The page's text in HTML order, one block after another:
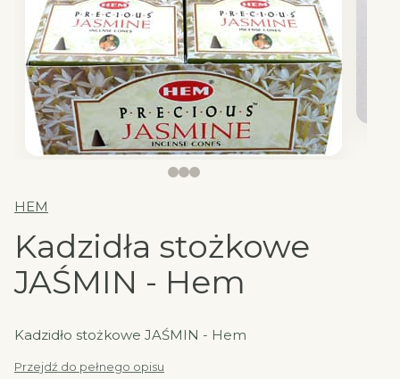
HEM
Kadzidła stożkowe
JAŚMIN - Hem
Kadzidło stożkowe JAŚMIN - Hem
Przejdź do pełnego opisu